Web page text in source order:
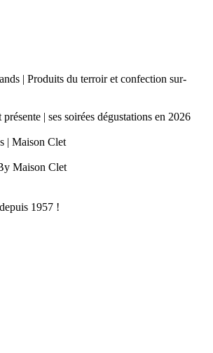
| Produits du terroir et confection sur-
| ses soirées dégustations en 2026
| Maison Clet
Maison Clet
1957 !